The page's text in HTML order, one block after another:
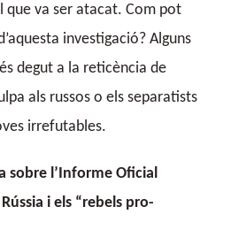
que va ser atacat. Com pot
investigació? Alguns
degut a la reticència de
als russos o els separatists
irrefutables.
sobre l’Informe Oficial
i els “rebels pro-